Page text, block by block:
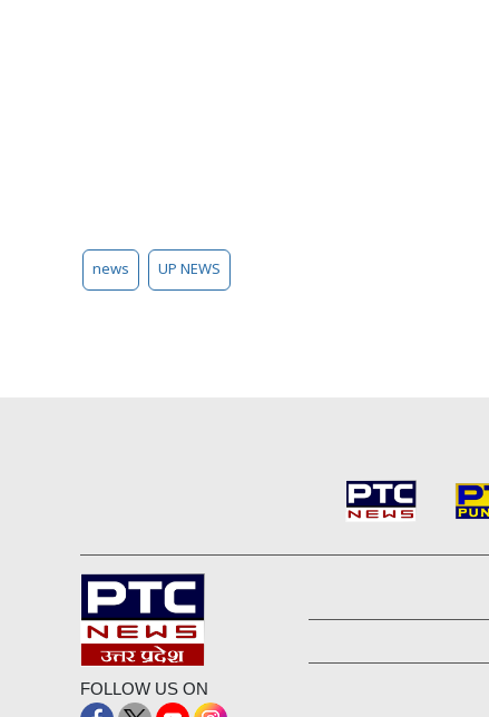
news UP NEWS
FOLLOW US ON